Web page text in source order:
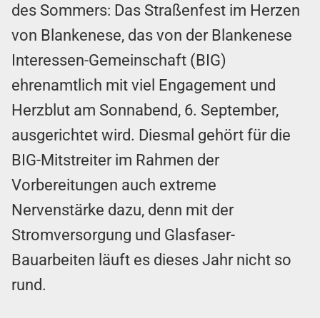
des Sommers: Das Straßenfest im Herzen
von Blankenese, das von der Blankenese
Interessen-Gemeinschaft (BIG)
ehrenamtlich mit viel Engagement und
Herzblut am Sonnabend, 6. September,
ausgerichtet wird. Diesmal gehört für die
BIG-Mitstreiter im Rahmen der
Vorbereitungen auch extreme
Nervenstärke dazu, denn mit der
Stromversorgung und Glasfaser-
Bauarbeiten läuft es dieses Jahr nicht so
rund.